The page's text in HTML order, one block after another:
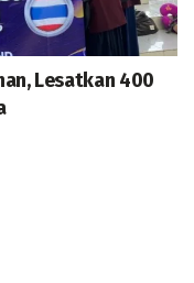
Lesatkan 400